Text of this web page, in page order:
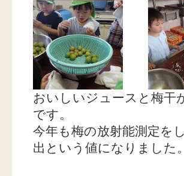
おいしいジュースと梅干
です。
今年も梅の放射能測定を
出という値になりました。